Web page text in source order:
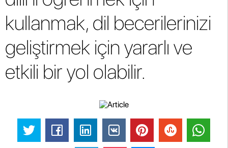
kullanmak, dil becerilerinizi
geliştirmek için yararlı ve
etkili bir yol olabilir.